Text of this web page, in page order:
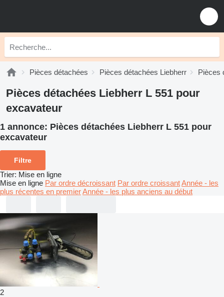
Pièces détachées Pièces détachées Liebherr Pièces
Pièces détachées Liebherr L 551 pour
excavateur
1 annonce: Pièces détachées Liebherr L 551 pour
excavateur
Filtre
Trier: Mise en ligne
Mise en ligne Par ordre décroissant Par ordre croissantAnnée - les
plus récentes en premierAnnée - les plus anciens au début
2